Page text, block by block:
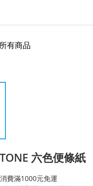
所有商品
六色便條紙
費滿1000元免運